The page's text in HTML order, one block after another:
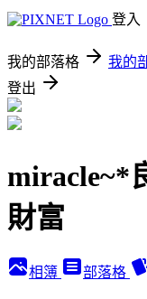
登入
我的部落格 我的
登出
miracle~*
財富
相簿 部落格